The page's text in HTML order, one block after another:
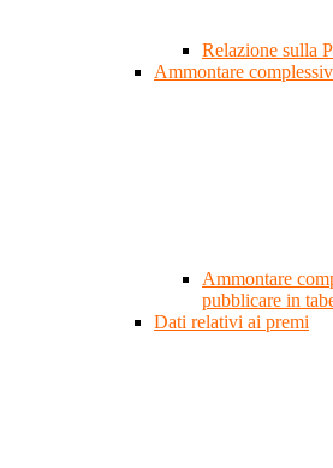
Relazione sulla
Ammontare
Ammontare
pubblicare in
Dati relativi ai premi